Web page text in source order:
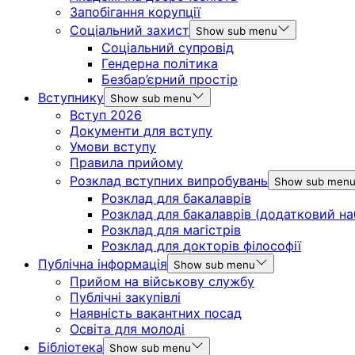
Запобігання корупції
Соціальний захист
Show sub menu
Соціальний супровід
Гендерна політика
Безбар’єрний простір
Вступнику Show sub menu
Вступ 2026
Документи для вступу
Умови вступу
Правила прийому
Розклад вступних випробувань
Show sub menu
Розклад для бакалаврів
Розклад для бакалаврів (додатковий
Розклад для магістрів
Розклад для докторів філософії
Публічна інформація
Show sub menu
Прийом на військову службу
Публічні закупівлі
Наявність вакантних посад
Освіта для молоді
Бібліотека
Show sub menu